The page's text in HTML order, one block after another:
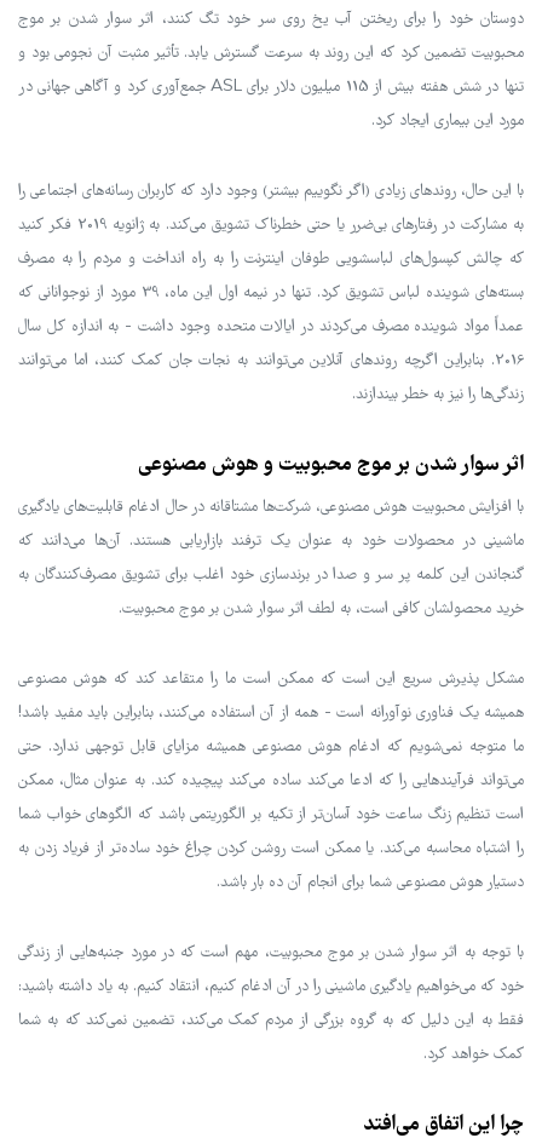
دوستان خود را برای ریختن آب یخ روی سر خود تگ کنند، اثر سوار شدن بر موج
محبوبیت تضمین کرد که این روند به سرعت گسترش یابد. تأثیر مثبت آن نجومی بود و
تنها در شش هفته بیش از 115 میلیون دلار برای ASL جمع‌آوری کرد و آگاهی جهانی در
مورد این بیماری ایجاد کرد.
با این حال، روندهای زیادی (اگر نگوییم بیشتر) وجود دارد که کاربران رسانه‌های اجتماعی را
به مشارکت در رفتارهای بی‌ضرر یا حتی خطرناک تشویق می‌کند. به ژانویه 2019 فکر کنید
که چالش کپسول‌های لباسشویی طوفان اینترنت را به راه انداخت و مردم را به مصرف
بسته‌های شوینده لباس تشویق کرد. تنها در نیمه اول این ماه، 39 مورد از نوجوانانی که
عمداً مواد شوینده مصرف می‌کردند در ایالات متحده وجود داشت - به اندازه کل سال
2016. بنابراین اگرچه روندهای آنلاین می‌توانند به نجات جان کمک کنند، اما می‌توانند
زندگی‌ها را نیز به خطر بیندازند.
اثر سوار شدن بر موج محبوبیت و هوش مصنوعی
با افزایش محبوبیت هوش مصنوعی، شرکت‌ها مشتاقانه در حال ادغام قابلیت‌های یادگیری
ماشینی در محصولات خود به عنوان یک ترفند بازاریابی هستند. آن‌ها می‌دانند که
گنجاندن این کلمه پر سر و صدا در برندسازی خود اغلب برای تشویق مصرف‌کنندگان به
خرید محصولشان کافی است، به لطف اثر سوار شدن بر موج محبوبیت.
مشکل پذیرش سریع این است که ممکن است ما را متقاعد کند که هوش مصنوعی
همیشه یک فناوری نوآورانه است - همه از آن استفاده می‌کنند، بنابراین باید مفید باشد!
ما متوجه نمی‌شویم که ادغام هوش مصنوعی همیشه مزایای قابل توجهی ندارد. حتی
می‌تواند فرآیندهایی را که ادعا می‌کند ساده می‌کند پیچیده کند. به عنوان مثال، ممکن
است تنظیم زنگ ساعت خود آسان‌تر از تکیه بر الگوریتمی باشد که الگوهای خواب شما
را اشتباه محاسبه می‌کند. یا ممکن است روشن کردن چراغ خود ساده‌تر از فریاد زدن به
دستیار هوش مصنوعی شما برای انجام آن ده بار باشد.
با توجه به اثر سوار شدن بر موج محبوبیت، مهم است که در مورد جنبه‌هایی از زندگی
خود که می‌خواهیم یادگیری ماشینی را در آن ادغام کنیم، انتقاد کنیم. به یاد داشته باشید:
فقط به این دلیل که به گروه بزرگی از مردم کمک می‌کند، تضمین نمی‌کند که به شما
کمک خواهد کرد.
چرا این اتفاق می‌افتد